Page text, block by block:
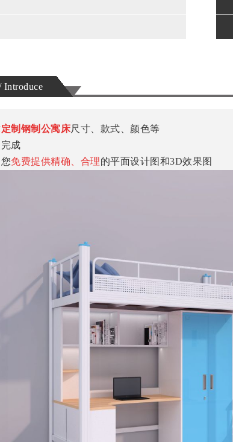
Introduce
定制钢制公寓床尺寸、款式、颜色等
成
免费提供精确、合理的平面设计图和3D效果图